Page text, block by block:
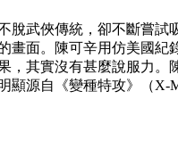
脫武俠傳統，卻不斷嘗
畫面。陳可辛用仿美國
，其實沒有甚麼說服力
源自《變種特攻》（X-